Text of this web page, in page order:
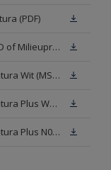
(PDF)
Sikkens Lacquers Solventbased- EPD of Milieuproductverklaring
Veiligheidsinformatieblad Rubbol Satura Wit (MSDS)
Veiligheidsinformatieblad Rubbol Satura Plus W05 (MSDS)
Veiligheidsinformatieblad Rubbol Satura Plus N00 (MSDS)